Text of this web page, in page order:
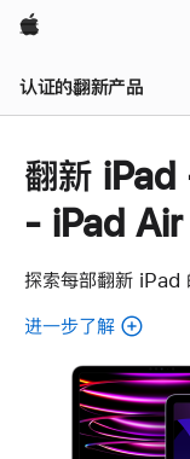
Apple
认证的翻新产品
翻新 iPad
- iPad Air
探索每部翻新 iPad
进一步了解
各
款
翻